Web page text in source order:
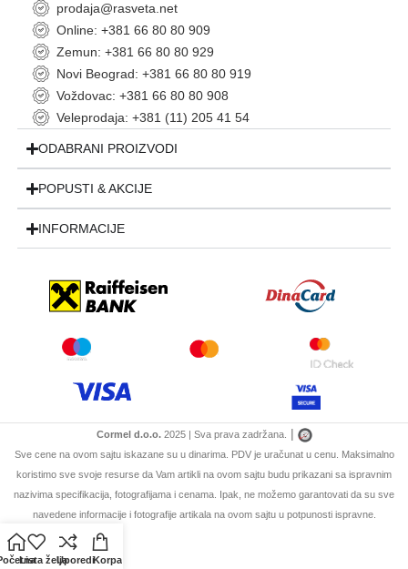
prodaja@rasveta.net
Online: +381 66 80 80 909
Zemun: +381 66 80 80 929
Novi Beograd: +381 66 80 80 919
Voždovac: +381 66 80 80 908
Veleprodaja: +381 (11) 205 41 54
ODABRANI PROIZVODI
POPUSTI & AKCIJE
INFORMACIJE
Cormel d.o.o.2025 | Sva prava zadržana. |
Sve cene na ovom sajtu iskazane su u dinarima. PDV je uračunat u cenu. Maksimalno
koristimo sve svoje resurse da Vam artikli na ovom sajtu budu prikazani sa ispravnim
nazivima specifikacija, fotografijama i cenama. Ipak, ne možemo garantovati da su sve
navedene informacije i fotografije artikala na ovom sajtu u potpunosti ispravne.
Lista željaUporediKorpa